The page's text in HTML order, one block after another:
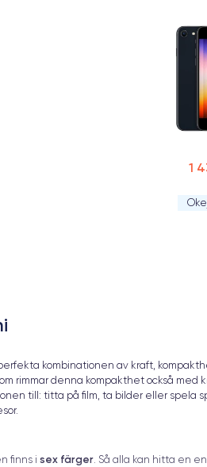
1
kombinationen av kraft,
rimmar denna kompakthet också med
till: titta på film, ta bilder eller spela
finns i sex färger. Så alla kan hitta en